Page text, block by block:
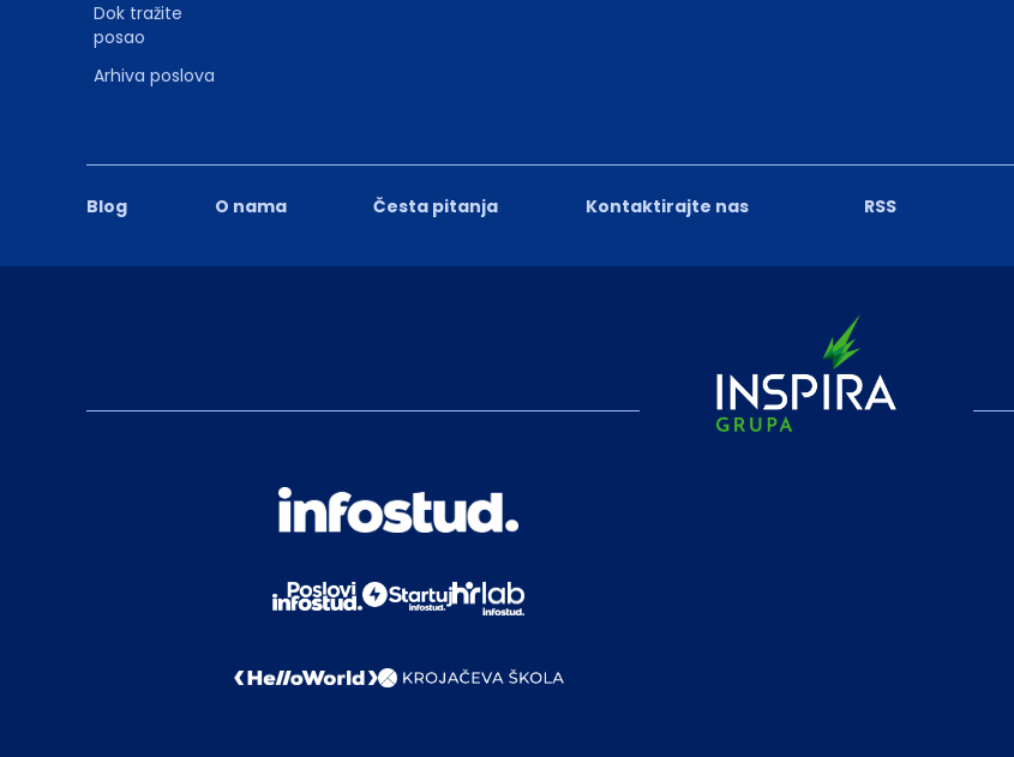
Blog O nama Česta pitanja Kontaktirajte nas RSS
Dok tražite
posao
Arhiva poslova